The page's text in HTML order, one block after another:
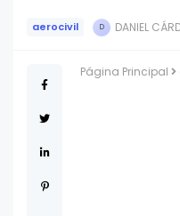
aerocivil D DANIEL
Página Principal